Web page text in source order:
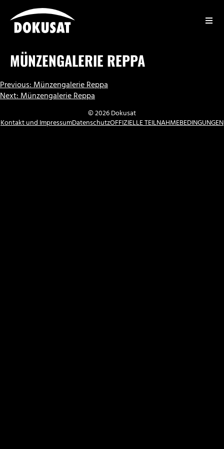
Inhalt
springen
MÜNZENGALERIE REPPA
BEITRAGSNAVIGATION
Previous:Münzengalerie Reppa
Next:Münzengalerie Reppa
© 2026 Dokusat
Kontakt und ImpressumDatenschutzOFFIZIELLE TEILNAHMEBEDINGUNGEN